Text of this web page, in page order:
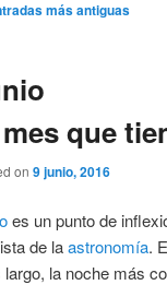
más antiguas
que
on 9 junio, 2016
es un punto de
de laastronomía.
largo, la noche más